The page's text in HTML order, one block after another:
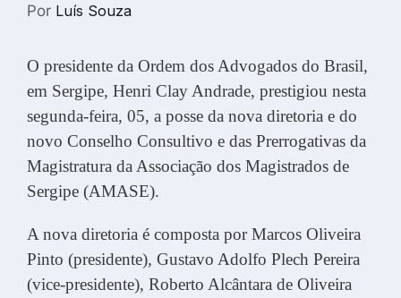
Por Luís Souza
O presidente da Ordem dos Advogados do Brasil,
em Sergipe, Henri Clay Andrade, prestigiou nesta
segunda-feira, 05, a posse da nova diretoria e do
novo Conselho Consultivo e das Prerrogativas da
Magistratura da Associação dos Magistrados de
Sergipe (AMASE).
A nova diretoria é composta por Marcos Oliveira
Pinto (presidente), Gustavo Adolfo Plech Pereira
(vice-presidente), Roberto Alcântara de Oliveira